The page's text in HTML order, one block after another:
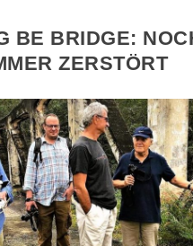
BE BRIDGE:
ZERSTÖRT